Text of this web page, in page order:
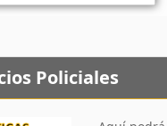
Policiales